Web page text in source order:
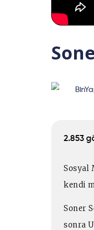
2.853
Sosyal
kendi
Soner
sonra